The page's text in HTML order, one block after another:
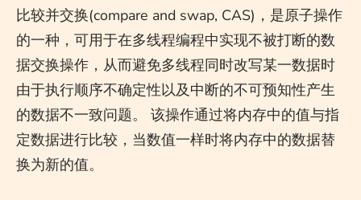
比较并交换(compare and swap, CAS)，是原子操作
的一种，可用于在多线程编程中实现不被打断的数
据交换操作，从而避免多线程同时改写某一数据时
由于执行顺序不确定性以及中断的不可预知性产生
的数据不一致问题。 该操作通过将内存中的值与指
定数据进行比较，当数值一样时将内存中的数据替
换为新的值。